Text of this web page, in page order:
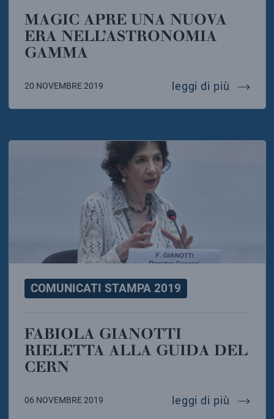
MAGIC APRE UNA NUOVA
ERA NELL’ASTRONOMIA
GAMMA
20 NOVEMBRE 2019 leggi di più magic
COMUNICATI STAMPA 2019
FABIOLA GIANOTTI
RIELETTA ALLA GUIDA DEL
CERN
06 NOVEMBRE 2019 leggi di più